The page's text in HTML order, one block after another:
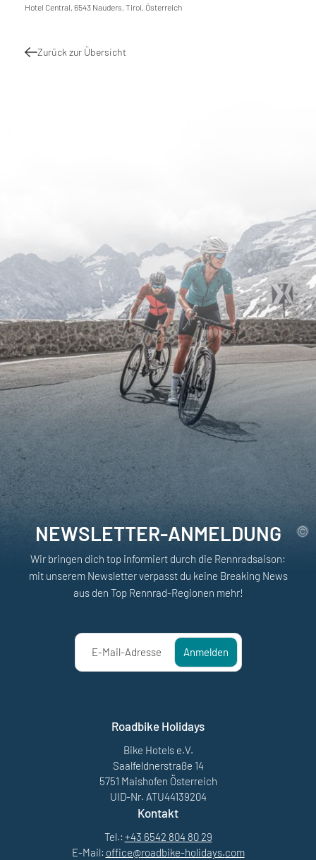
Hotel Central, 6543 Nauders, Tirol, Österreich
Zurück zur Übersicht
NEWSLETTER-ANMELDUNG
Wir bringen dich top informiert durch die Rennradsaison:
mit unserem Newsletter verpasst du keine Breaking News
aus den Top Rennrad-Regionen mehr!
E-Mail-Adresse Anmelden
Roadbike Holidays
Bike Hotels e.V.
Saalfeldnerstraße 14
5751 Maishofen Österreich
UID-Nr. ATU44139204
Kontakt
Tel.: +43 6542 804 80 29
E-Mail: office@roadbike-holidays.com